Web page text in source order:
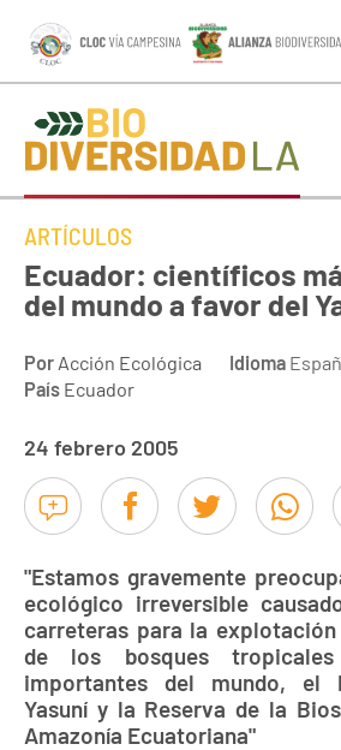
ARTÍCULOS
Ecuador: científicos
del mundo a favor del
Por Acción Ecológica Idioma
País Ecuador
24 febrero 2005
"Estamos gravemente
ecológico irreversible
carreteras para la
de los bosques
importantes del mundo, el
Yasuní y la Reserva de la
Amazonía Ecuatoriana"